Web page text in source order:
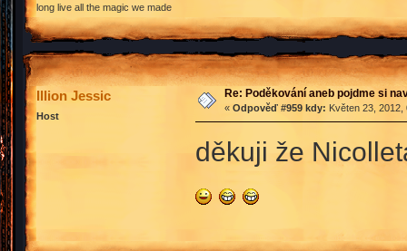
long live all the magic we made
Illion Jessic
Host
Re: Poděkování aneb pojdme si
« Odpověď #959 kdy: Květen 23, 2012,
děkuji že